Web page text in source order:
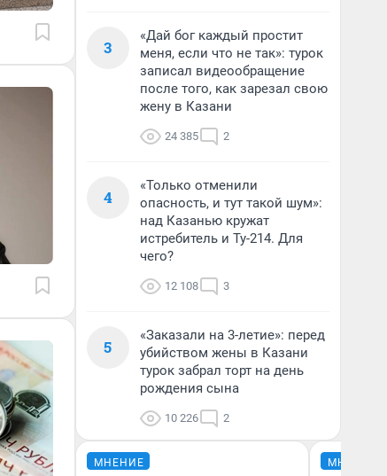
3
«Дай бог каждый простит
меня, если что не так»: турок
записал видеообращение
после того, как зарезал свою
жену в Казани
24 385 2
4
«Только отменили
опасность, и тут такой шум»:
над Казанью кружат
истребитель и Ту-214. Для
чего?
12 108 3
5
«Заказали на 3-летие»: перед
убийством жены в Казани
турок забрал торт на день
рождения сына
10 226 2
МНЕНИЕ МНЕНИЕ